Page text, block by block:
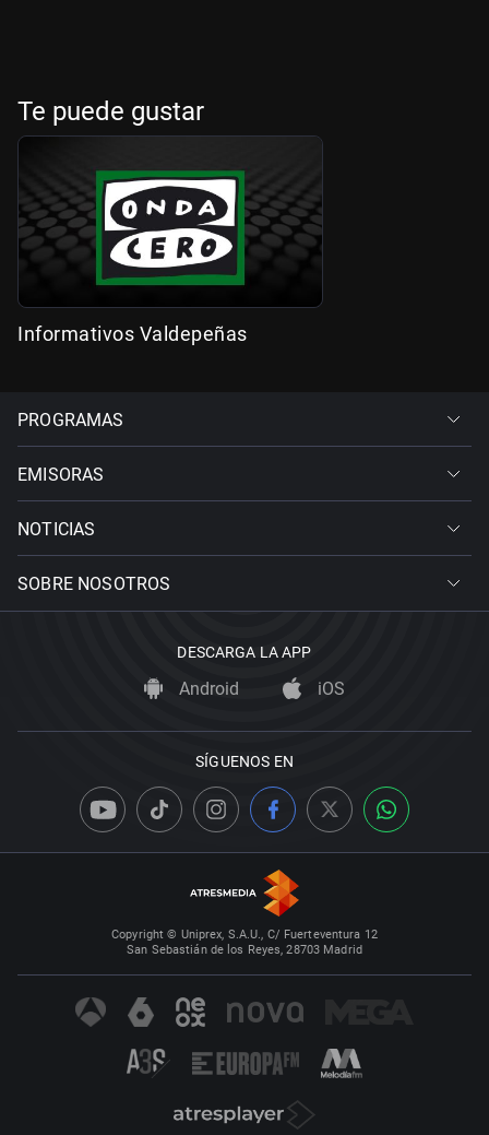
Te puede gustar
Informativos Valdepeñas
PROGRAMAS
EMISORAS
NOTICIAS
SOBRE NOSOTROS
DESCARGA LA APP
Android iOS
SÍGUENOS EN
Copyright © Uniprex, S.A.U., C/ Fuerteventura 12
San Sebastián de los Reyes, 28703 Madrid